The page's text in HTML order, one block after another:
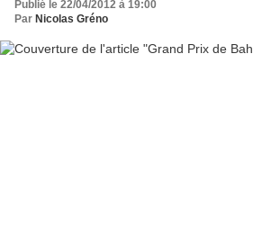
Publié le 22/04/2012 à 19:00
Par Nicolas Gréno